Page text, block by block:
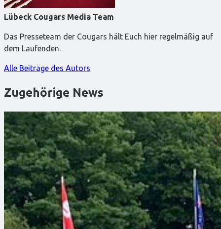
Lübeck Cougars Media Team
Das Presseteam der Cougars hält Euch hier regelmäßig auf
dem Laufenden.
Alle Beiträge des Autors
Zugehörige News